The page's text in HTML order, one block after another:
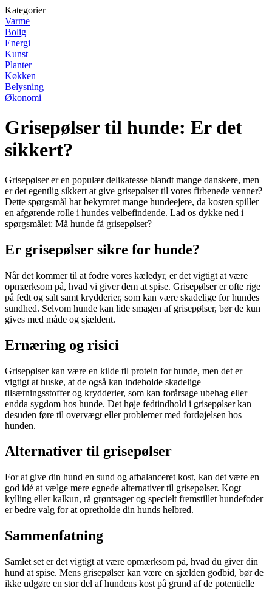
Kategorier
Varme
Bolig
Energi
Kunst
Planter
Køkken
Belysning
Økonomi
Grisepølser til hunde: Er det
sikkert?
Grisepølser er en populær delikatesse blandt mange danskere, men
er det egentlig sikkert at give grisepølser til vores firbenede venner?
Dette spørgsmål har bekymret mange hundeejere, da kosten spiller
en afgørende rolle i hundes velbefindende. Lad os dykke ned i
spørgsmålet: Må hunde få grisepølser?
Er grisepølser sikre for hunde?
Når det kommer til at fodre vores kæledyr, er det vigtigt at være
opmærksom på, hvad vi giver dem at spise. Grisepølser er ofte rige
på fedt og salt samt krydderier, som kan være skadelige for hundes
sundhed. Selvom hunde kan lide smagen af grisepølser, bør de kun
gives med måde og sjældent.
Ernæring og risici
Grisepølser kan være en kilde til protein for hunde, men det er
vigtigt at huske, at de også kan indeholde skadelige
tilsætningsstoffer og krydderier, som kan forårsage ubehag eller
endda sygdom hos hunde. Det høje fedtindhold i grisepølser kan
desuden føre til overvægt eller problemer med fordøjelsen hos
hunden.
Alternativer til grisepølser
For at give din hund en sund og afbalanceret kost, kan det være en
god idé at vælge mere egnede alternativer til grisepølser. Kogt
kylling eller kalkun, rå grøntsager og specielt fremstillet hundefoder
er bedre valg for at opretholde din hunds helbred.
Sammenfatning
Samlet set er det vigtigt at være opmærksom på, hvad du giver din
hund at spise. Mens grisepølser kan være en sjælden godbid, bør de
ikke udgøre en stor del af hundens kost på grund af de potentielle